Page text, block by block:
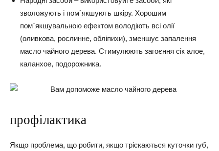
зволожують і пом`якшують шкіру. Хорошим
пом`якшувальною ефектом володіють всі олії
(оливкова, рослинне, обліпихи), зменшує запалення
масло чайного дерева. Стимулюють загоєння сік алое,
каланхое, подорожника.
профілактика
Якщо проблема, що робити, якщо тріскаються куточки губ,